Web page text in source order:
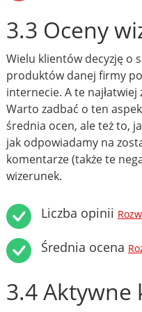
3.3 Oceny
Wielu klientów decyzję o
produktów danej firmy
internecie. A te najłatwiej
Warto zadbać o ten
średnia ocen, ale też to,
jak odpowiadamy na
komentarze (także te
wizerunek.
Liczba opinii
Średnia ocena
3.4 Aktywne